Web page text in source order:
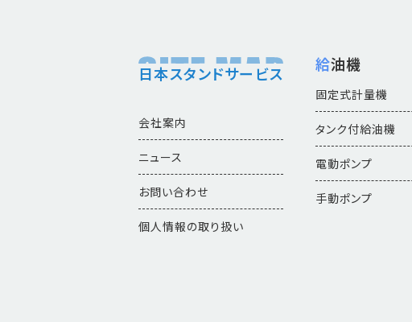
日本スタンドサービス
会社案内
ニュース
お問い合わせ
個人情報の取り扱い
給油機
固定式計量機
タンク付給油機
電動ポンプ
手動ポンプ